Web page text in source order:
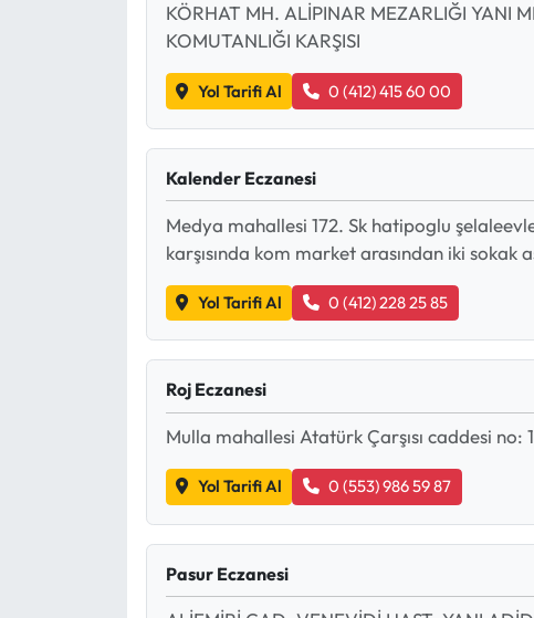
KÖRHAT MH. ALİPINAR MEZARLIĞI YANI
KOMUTANLIĞI KARŞISI
Yol Tarifi Al 0 (412) 415 60 00
Kalender Eczanesi
Medya mahallesi 172. Sk hatipoglu
karşısında kom market arasından iki sokak
Yol Tarifi Al 0 (412) 228 25 85
Roj Eczanesi
Mulla mahallesi Atatürk Çarşısı caddesi no:
Yol Tarifi Al 0 (553) 986 59 87
Pasur Eczanesi